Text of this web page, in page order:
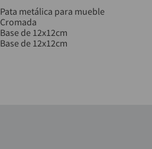
Pata metálica para mueble
Cromada
Base de 12x12cm
Base de 12x12cm